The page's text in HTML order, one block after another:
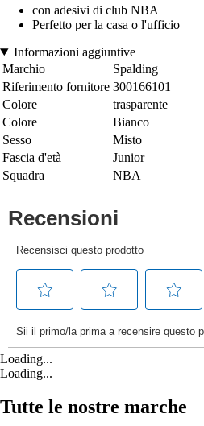
con adesivi di club NBA
Perfetto per la casa o l'ufficio
Informazioni aggiuntive
Marchio
Spalding
Riferimento fornitore 300166101
Colore
trasparente
Colore
Bianco
Sesso
Misto
Fascia d'età
Junior
Squadra
NBA
Loading...
Loading...
Tutte le nostre marche